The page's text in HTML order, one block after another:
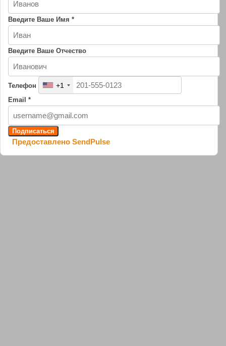
Введите Ваше Имя *
Введите Ваше Отчество
Телефон +1
Email *
Подписаться
Предоставлено SendPulse